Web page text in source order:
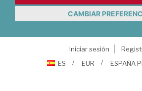
CAMBIAR
Iniciar sesión
ES
EUR ESPAÑA